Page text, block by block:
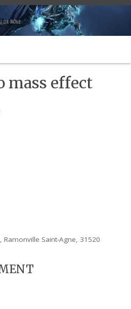
mass effect
Ramonville Saint-Agne, 31520